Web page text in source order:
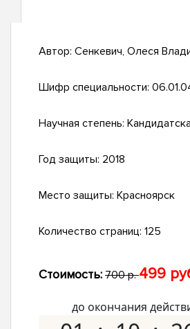
Автор: Сенкевич, Олеся
Шифр специальности:
Научная степень:
Год защиты: 2018
Место защиты: Красноярск
Количество страниц: 125
Стоимость: 700 р.499
до окончания